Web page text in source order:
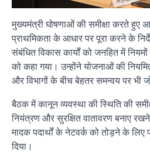
मुख्यमंत्री घोषणाओं की समीक्षा करते हुए
प्राथमिकता के आधार पर पूरा करने के
संबंधित विकास कार्यों को जनहित में
को कहा गया। उन्होंने योजनाओं की
और विभागों के बीच बेहतर समन्वय पर भी
बैठक में कानून व्यवस्था की स्थिति की
नियंत्रण और सुरक्षित वातावरण बनाए
मादक पदार्थों के नेटवर्क को तोड़ने के लिए
दिया।